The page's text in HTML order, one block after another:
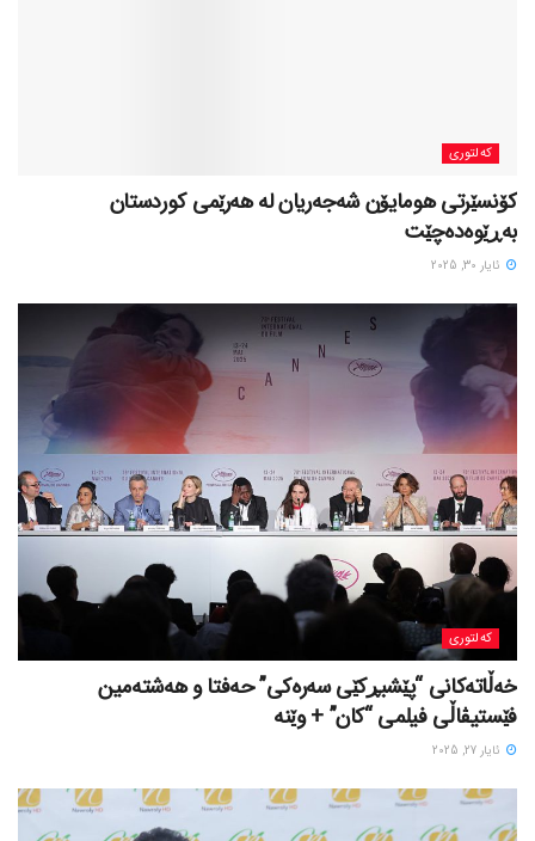
کەلتوری
کۆنسێرتی هومایۆن شەجەریان لە هەرێمی کوردستان
بەڕێوەدەچێت
ئایار 30, 2025
کەلتوری
خه‌ڵاته‌کانی “پێشبڕکێی سه‌ره‌کی” حه‌فتا و هه‌شته‌مین
فێستیڤاڵی فیلمی “کان” + وێنە
ئایار 27, 2025